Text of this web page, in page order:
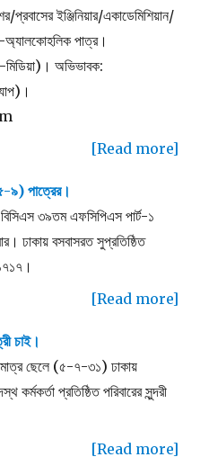
ইঞ্জিনিয়ার/একাডেমিশিয়ান/
অ্যালকোহলিক পাত্র।
অভিভাবক:
[Read more]
৯) পাত্রের।
৩৯তম এফসিপিএস পার্ট-১
ঢাকায় বসবাসরত সুপ্রতিষ্ঠিত
[Read more]
চাই।
ছেলে (৫-৭-৩১) ঢাকায়
কর্মকর্তা প্রতিষ্ঠিত পরিবারের সুন্দরী
[Read more]